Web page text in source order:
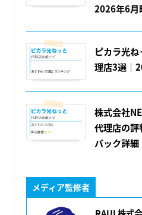
2026年6月
ピカラ光
理店3選｜
株式会社
代理店の評
バック詳細
メディア監修者